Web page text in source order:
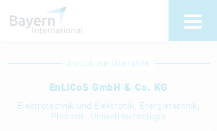
Anmeldung
Unternehmen
Institution
Eintrag
löschen
Aktualisieren
Sie Ihren
Zurück zur Übersicht
EnLiCoS GmbH & Co. KG
Elektrotechnik und Elektronik, Energietechnik,
Photonik, Umwelttechnologie